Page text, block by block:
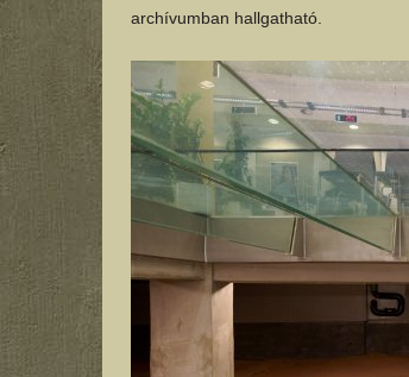
archívumban hallgatható.